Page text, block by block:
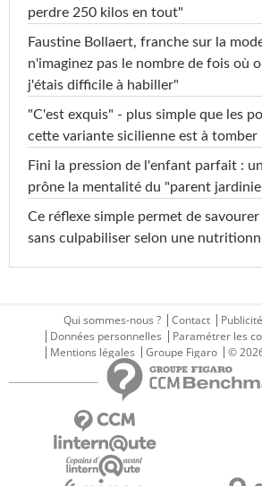
perdre 250 kilos en tout"
Faustine Bollaert, franche sur la
n'imaginez pas le nombre de fois où
j'étais difficile à habiller"
"C'est exquis" - plus simple que les
cette variante sicilienne est à tomber
Fini la pression de l'enfant parfait :
prône la mentalité du "parent
Ce réflexe simple permet de
sans culpabiliser selon une
Qui sommes-nous ? Contact Publicité
Données personnelles
Paramétrer les
Mentions légales
Groupe Figaro ©